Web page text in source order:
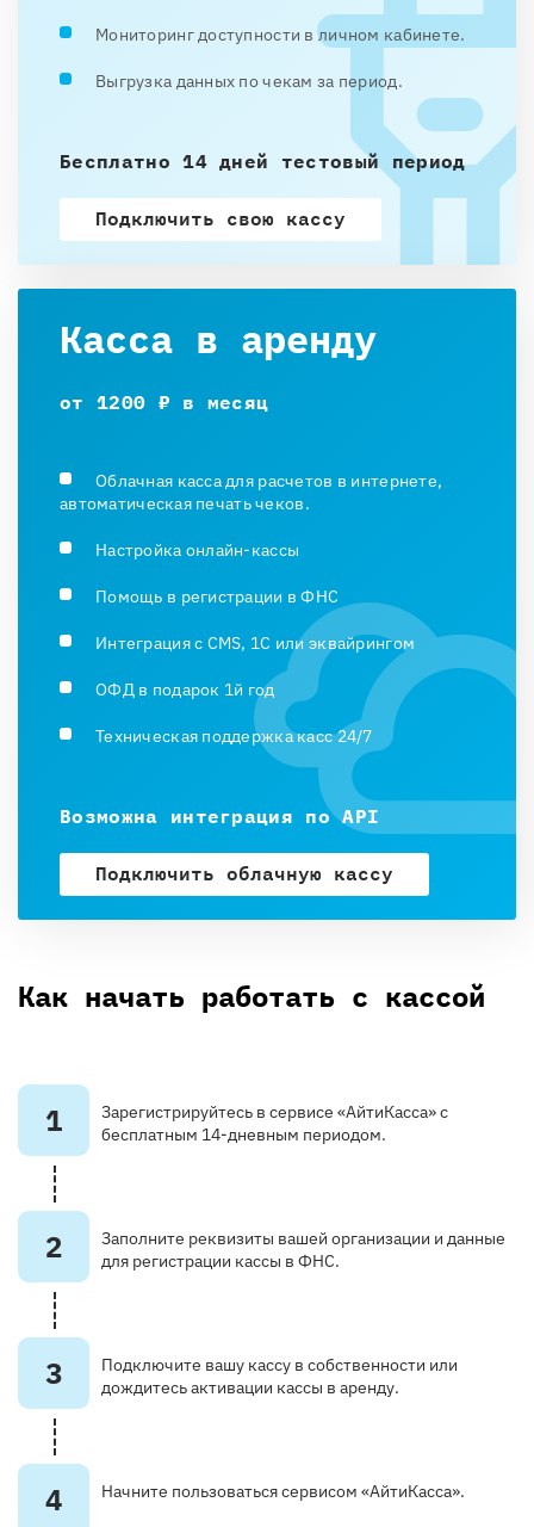
Мониторинг доступности в личном кабинете.
Выгрузка данных по чекам за период.
Бесплатно 14 дней тестовый период
Подключить свою кассу
Касса в аренду
от 1200 ₽ в месяц
Облачная касса для расчетов в интернете,
автоматическая печать чеков.
Настройка онлайн-кассы
Помощь в регистрации в ФНС
Интеграция с CMS, 1С или эквайрингом
ОФД в подарок 1й год
Техническая поддержка касс 24/7
Возможна интеграция по API
Подключить облачную кассу
Как начать работать с кассой
1
Зарегистрируйтесь в сервисе «АйтиКасса» с
бесплатным 14-дневным периодом.
2
Заполните реквизиты вашей организации и данные
для регистрации кассы в ФНС.
3
Подключите вашу кассу в собственности или
дождитесь активации кассы в аренду.
4 Начните пользоваться сервисом «АйтиКасса».